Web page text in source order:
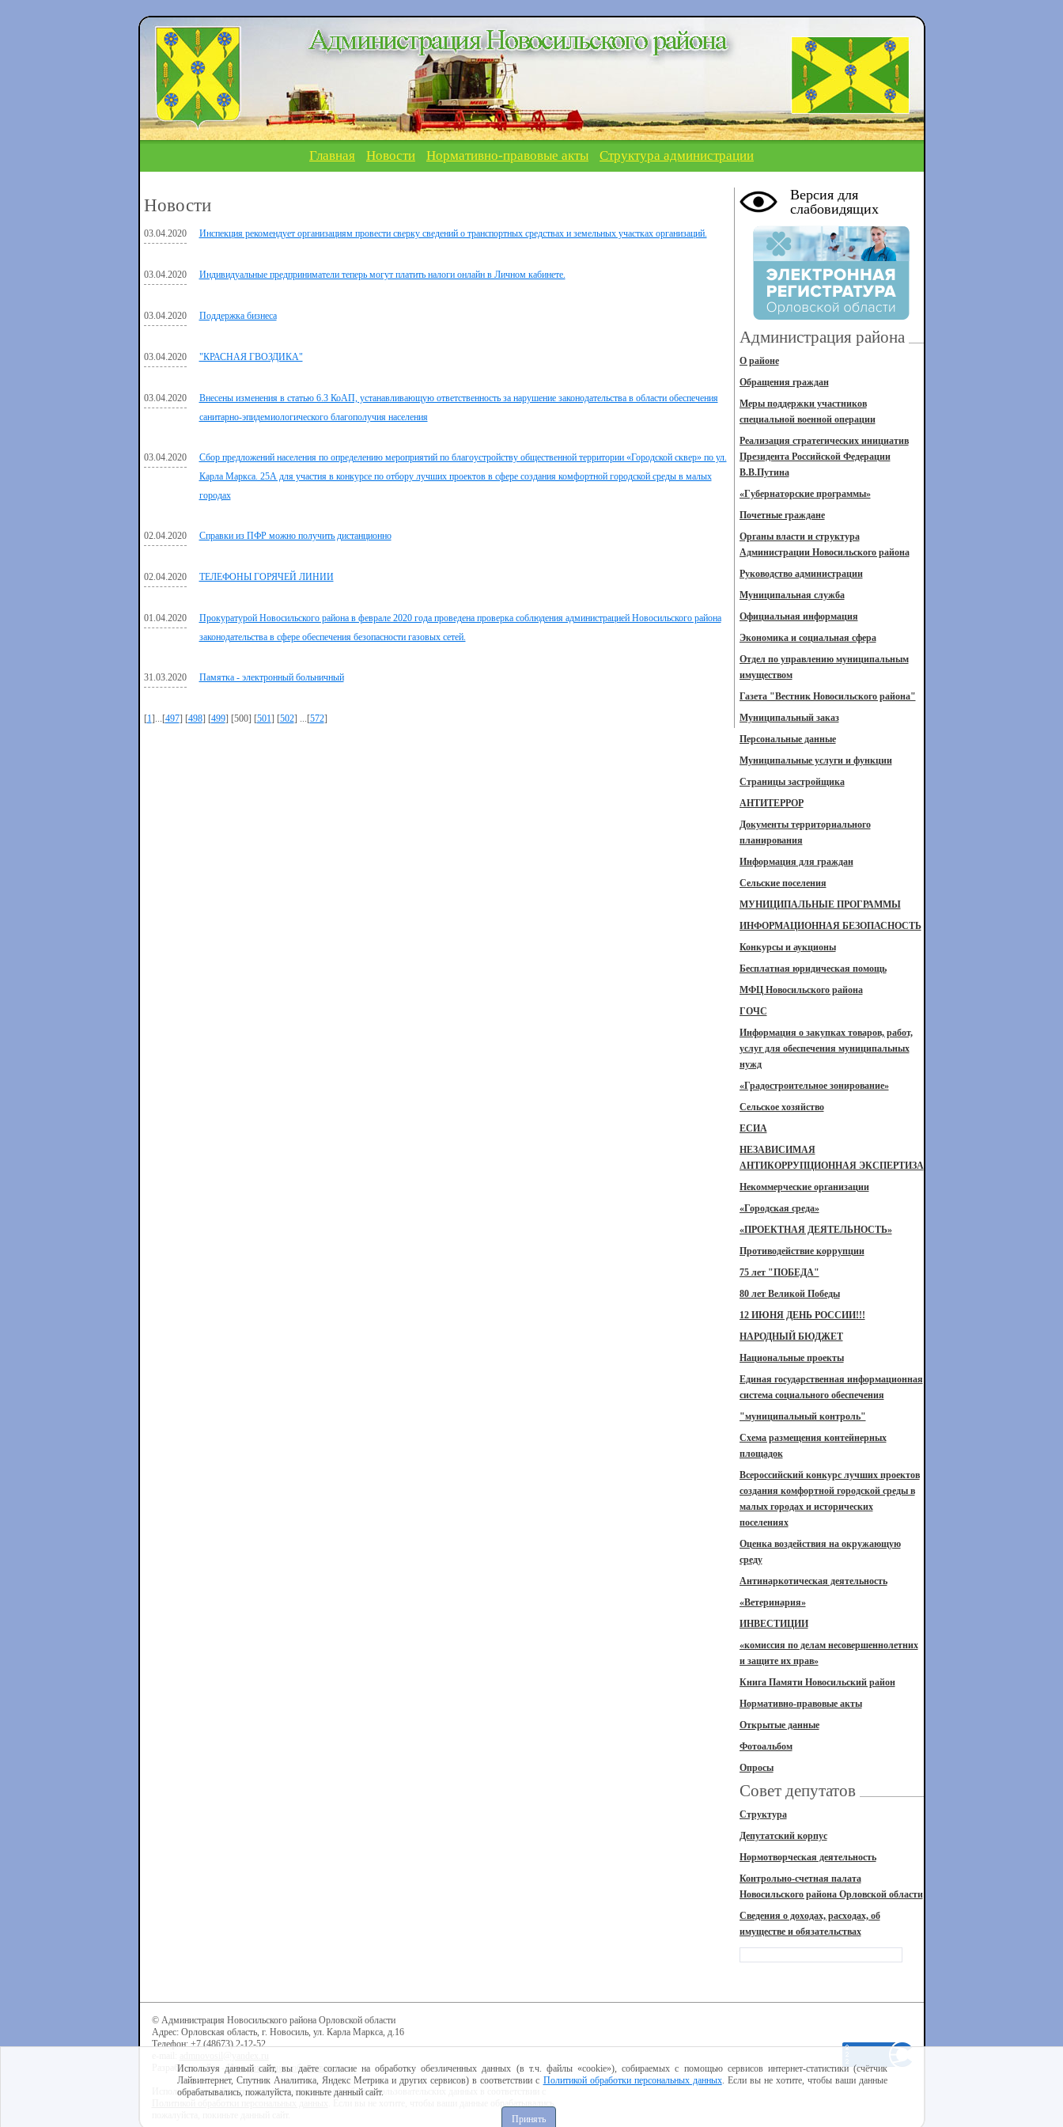
Главная Новости Нормативно-правовые акты Структура администрации
Новости
03.04.2020 Инспекция рекомендует организациям провести сверку сведений о транспортных средствах и земельных участках организаций.
03.04.2020 Индивидуальные предприниматели теперь могут платить налоги онлайн в Личном кабинете.
03.04.2020 Поддержка бизнеса
03.04.2020 "КРАСНАЯ ГВОЗДИКА"
03.04.2020
Внесены изменения в статью 6.3 КоАП, устанавливающую ответственность за нарушение законодательства в области обеспечения
санитарно-эпидемиологического благополучия населения
03.04.2020
Сбор предложений населения по определению мероприятий по благоустройству общественной территории «Городской сквер» по ул.
Карла Маркса. 25А для участия в конкурсе по отбору лучших проектов в сфере создания комфортной городской среды в малых
городах
02.04.2020 Справки из ПФР можно получить дистанционно
02.04.2020 ТЕЛЕФОНЫ ГОРЯЧЕЙ ЛИНИИ
01.04.2020
Прокуратурой Новосильского района в феврале 2020 года проведена проверка соблюдения администрацией Новосильского района
законодательства в сфере обеспечения безопасности газовых сетей.
31.03.2020 Памятка - электронный больничный
[1]...[497] [498] [499] [500] [501] [502] ...[572]
Версия для
слабовидящих
Администрация района
О районе
Обращения граждан
Меры поддержки участников
специальной военной операции
Реализация стратегических инициатив
Президента Российской Федерации
В.В.Путина
«Губернаторские программы»
Почетные граждане
Органы власти и структура
Администрации Новосильского района
Руководство администрации
Муниципальная служба
Официальная информация
Экономика и социальная сфера
Отдел по управлению муниципальным
имуществом
Газета "Вестник Новосильского района"
Муниципальный заказ
Персональные данные
Муниципальные услуги и функции
Страницы застройщика
АНТИТЕРРОР
Документы территориального
планирования
Информация для граждан
Сельские поселения
МУНИЦИПАЛЬНЫЕ ПРОГРАММЫ
ИНФОРМАЦИОННАЯ БЕЗОПАСНОСТЬ
Конкурсы и аукционы
Бесплатная юридическая помощь
МФЦ Новосильского района
ГОЧС
Информация о закупках товаров, работ,
услуг для обеспечения муниципальных
нужд
«Градостроительное зонирование»
Сельское хозяйство
ЕСИА
НЕЗАВИСИМАЯ
АНТИКОРРУПЦИОННАЯ ЭКСПЕРТИЗА
Некоммерческие организации
«Городская среда»
«ПРОЕКТНАЯ ДЕЯТЕЛЬНОСТЬ»
Противодействие коррупции
75 лет "ПОБЕДА"
80 лет Великой Победы
12 ИЮНЯ ДЕНЬ РОССИИ!!!
НАРОДНЫЙ БЮДЖЕТ
Национальные проекты
Единая государственная информационная
система социального обеспечения
"муниципальный контроль"
Схема размещения контейнерных
площадок
Всероссийский конкурс лучших проектов
создания комфортной городской среды в
малых городах и исторических
поселениях
Оценка воздействия на окружающую
среду
Антинаркотическая деятельность
«Ветеринария»
ИНВЕСТИЦИИ
«комиссия по делам несовершеннолетних
и защите их прав»
Книга Памяти Новосильский район
Нормативно-правовые акты
Открытые данные
Фотоальбом
Опросы
Совет депутатов
Структура
Депутатский корпус
Нормотворческая деятельность
Контрольно-счетная палата
Новосильского района Орловской области
Сведения о доходах, расходах, об
имуществе и обязательствах
© Администрация Новосильского района Орловской области
Адрес: Орловская область, г. Новосиль, ул. Карла Маркса, д.16
Телефон: +7 (48673) 2-12-52
Разработка сайта -Центр интернет-образования
Используя данный сайт, вы даёте согласие на обработку пользовательских данных в соответствии с
Используя данный сайт, вы даёте согласие на обработку обезличенных данных (в т.ч. файлы «cookie»), собираемых с помощью сервисов интернет-статистики (счётчик
Лайвинтернет, Спутник Аналитика, Яндекс Метрика и других сервисов) в соответствии с Политикой обработки персональных данных. Если вы не хотите, чтобы ваши данные
обрабатывались, пожалуйста, покиньте данный сайт.
Принять